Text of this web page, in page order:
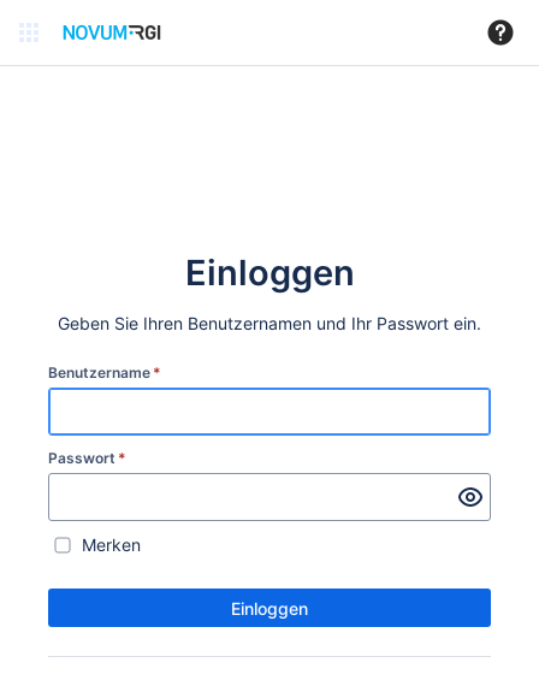
Einloggen
Geben Sie Ihren Benutzernamen und Ihr Passwort ein.
Benutzername *
Passwort *
Merken
Einloggen